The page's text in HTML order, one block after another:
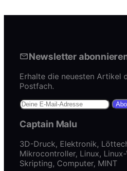
Newsletter
Erhalte die neuesten Artikel
Postfach.
Captain Malu
3D-Druck, Elektronik,
Mikrocontroller, Linux,
Skripting, Computer, MINT